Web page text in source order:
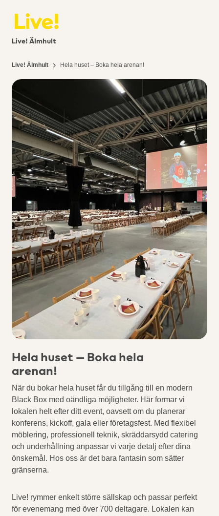
Live! Älmhult
Live! Älmhult Hela huset – Boka hela arenan!
Hela huset – Boka hela
arenan!
När du bokar hela huset får du tillgång till en modern
Black Box med oändliga möjligheter. Här formar vi
lokalen helt efter ditt event, oavsett om du planerar
konferens, kickoff, gala eller företagsfest. Med flexibel
möblering, professionell teknik, skräddarsydd catering
och underhållning anpassar vi varje detalj efter dina
önskemål. Hos oss är det bara fantasin som sätter
gränserna.
Live! rymmer enkelt större sällskap och passar perfekt
för evenemang med över 700 deltagare. Lokalen kan